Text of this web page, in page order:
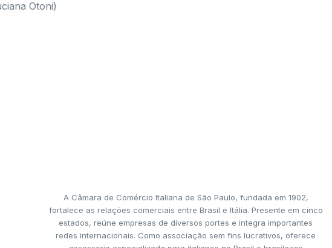
Otoni)
A Câmara de Comércio Italiana de São Paulo, fundada em 1902,
fortalece as relações comerciais entre Brasil e Itália. Presente em cinco
estados, reúne empresas de diversos portes e integra importantes
redes internacionais. Como associação sem fins lucrativos, oferece